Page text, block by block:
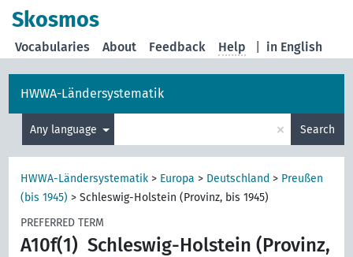
Skosmos
in English
Vocabularies About Feedback Help
HWWA-Ländersystematik
Any language × Search
HWWA-Ländersystematik > Europa > Deutschland > Preußen
(bis 1945) >Schleswig-Holstein (Provinz, bis 1945)
PREFERRED TERM
A10f(1) Schleswig-Holstein (Provinz,